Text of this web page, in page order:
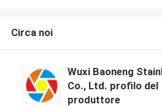
Circa noi
Wuxi Baoneng
Co., Ltd. profilo del
produttore